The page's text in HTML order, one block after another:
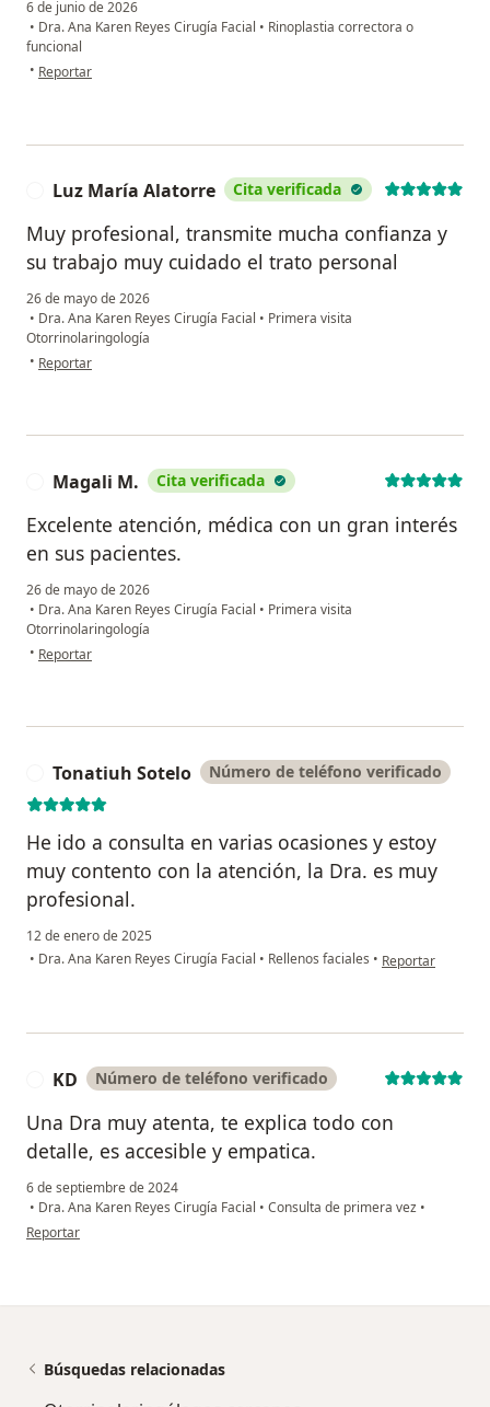
6 de junio de 2026
• Dra. Ana Karen Reyes Cirugía Facial • Rinoplastia correctora o
funcional
• en opinión del usuario Gabriel
Reportar
Luz María Alatorre Cita verificada
Muy profesional, transmite mucha confianza y
su trabajo muy cuidado el trato personal
26 de mayo de 2026
• Dra. Ana Karen Reyes Cirugía Facial • Primera visita
Otorrinolaringología
• en opinión del usuario Luz María Alatorre
Reportar
Magali M. Cita verificada
Excelente atención, médica con un gran interés
en sus pacientes.
26 de mayo de 2026
• Dra. Ana Karen Reyes Cirugía Facial • Primera visita
Otorrinolaringología
• en opinión del usuario Magali M.
Reportar
Tonatiuh Sotelo Número de teléfono verificado
He ido a consulta en varias ocasiones y estoy
muy contento con la atención, la Dra. es muy
profesional.
12 de enero de 2025
• Dra. Ana Karen Reyes Cirugía Facial • Rellenos faciales • en opinión del
Reportar
KD Número de teléfono verificado
Una Dra muy atenta, te explica todo con
detalle, es accesible y empatica.
6 de septiembre de 2024
• Dra. Ana Karen Reyes Cirugía Facial • Consulta de primera vez •
en opinión del usuario KD
Reportar
Búsquedas relacionadas